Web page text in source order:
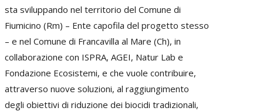
sta sviluppando nel territorio del Comune di
Fiumicino (Rm) – Ente capofila del progetto stesso
– e nel Comune di Francavilla al Mare (Ch), in
collaborazione con ISPRA, AGEI, Natur Lab e
Fondazione Ecosistemi, e che vuole contribuire,
attraverso nuove soluzioni, al raggiungimento
degli obiettivi di riduzione dei biocidi tradizionali,